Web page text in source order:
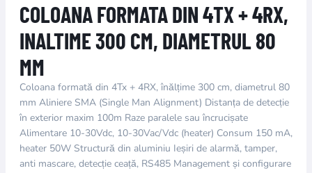
COLOANA FORMATA DIN 4TX + 4RX,
INALTIME 300 CM, DIAMETRUL 80
MM
Coloana formată din 4Tx + 4RX, înălțime 300 cm, diametrul 80
mm Aliniere SMA (Single Man Alignment) Distanța de detecție
în exterior maxim 100m Raze paralele sau încrucișate
Alimentare 10-30Vdc, 10-30Vac/Vdc (heater) Consum 150 mA,
heater 50W Structură din aluminiu Ieșiri de alarmă, tamper,
anti mascare, detecție ceață, RS485 Management și configurare